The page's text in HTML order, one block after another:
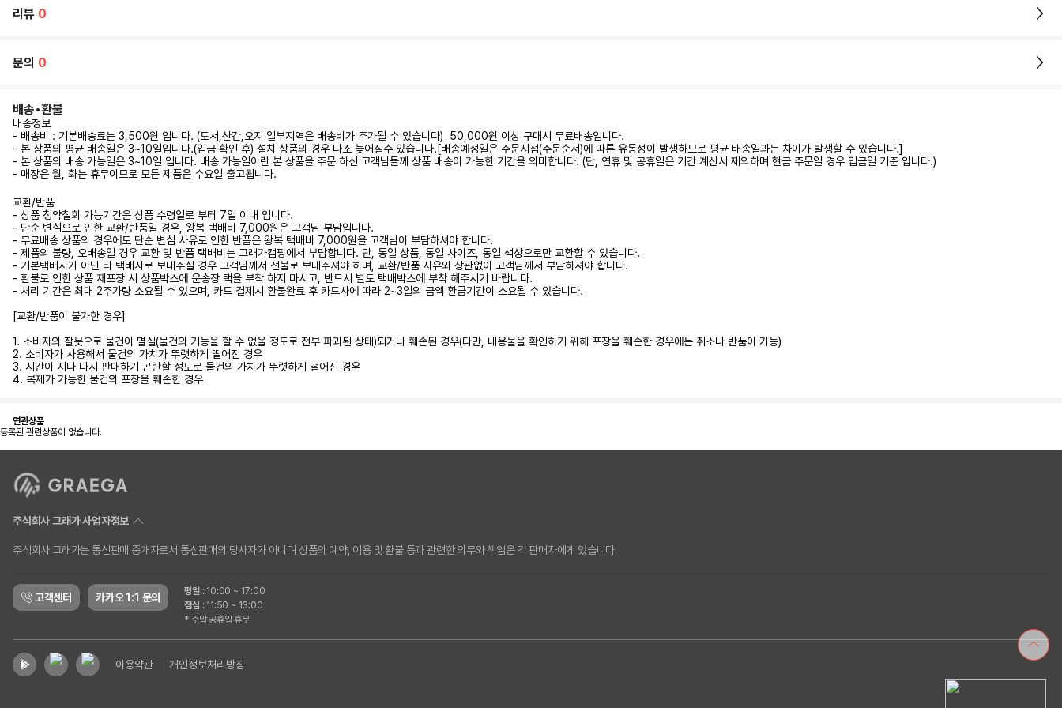
리뷰 0
문의 0
배송•환불
배송정보
- 배송비 : 기본배송료는 3,500원 입니다. (도서,산간,오지 일부지역은 배송비가 추가될 수 있습니다) 50,000원 이상 구매시 무료배송입니다.
- 본 상품의 평균 배송일은 3~10일입니다.(입금 확인 후) 설치 상품의 경우 다소 늦어질수 있습니다.[배송예정일은 주문시점(주문순서)에 따른 유동성이 발생하므로 평균 배송일과는 차이가 발생할 수 있습니다.]
- 본 상품의 배송 가능일은 3~10일 입니다. 배송 가능일이란 본 상품을 주문 하신 고객님들께 상품 배송이 가능한 기간을 의미합니다. (단, 연휴 및 공휴일은 기간 계산시 제외하며 현금 주문일 경우 입금일 기준 입니다.)
- 매장은 월, 화는 휴무이므로 모든 제품은 수요일 출고됩니다.
교환/반품
- 상품 청약철회 가능기간은 상품 수령일로 부터 7일 이내 입니다.
- 단순 변심으로 인한 교환/반품일 경우, 왕복 택배비 7,000원은 고객님 부담입니다.
- 무료배송 상품의 경우에도 단순 변심 사유로 인한 반품은 왕복 택배비 7,000원을 고객님이 부담하셔야 합니다.
- 제품의 불량, 오배송일 경우 교환 및 반품 택배비는 그래가캠핑에서 부담합니다. 단, 동일 상품, 동일 사이즈, 동일 색상으로만 교환할 수 있습니다.
- 기본택배사가 아닌 타 택배사로 보내주실 경우 고객님께서 선불로 보내주셔야 하며, 교환/반품 사유와 상관없이 고객님께서 부담하셔야 합니다.
- 환불로 인한 상품 재포장 시 상품박스에 운송장 택을 부착 하지 마시고, 반드시 별도 택배박스에 부착 해주시기 바랍니다.
- 처리 기간은 최대 2주가량 소요될 수 있으며, 카드 결제시 환불완료 후 카드사에 따라 2~3일의 금액 환급기간이 소요될 수 있습니다.
[교환/반품이 불가한 경우]
1. 소비자의 잘못으로 물건이 멸실(물건의 기능을 할 수 없을 정도로 전부 파괴된 상태)되거나 훼손된 경우(다만, 내용물을 확인하기 위해 포장을 훼손한 경우에는 취소나 반품이 가능)
2. 소비자가 사용해서 물건의 가치가 뚜렷하게 떨어진 경우
3. 시간이 지나 다시 판매하기 곤란할 정도로 물건의 가치가 뚜렷하게 떨어진 경우
4. 복제가 가능한 물건의 포장을 훼손한 경우
연관상품
등록된 관련상품이 없습니다.
주식회사 그래가 사업자정보
주식회사 그래가는 통신판매 중개자로서 통신판매의 당사자가 아니며 상품의 예약, 이용 및 환불 등과 관련한 의무와 책임은 각 판매자에게 있습니다.
고객센터 카카오 1:1 문의 평일: 10:00 ~ 17:00
점심 : 11:50 ~ 13:00
* 주말 공휴일 휴무
이용약관 개인정보처리방침